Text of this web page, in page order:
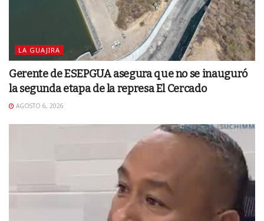
LA GUAJIRA
Gerente de ESEPGUA asegura que no se inauguró
la segunda etapa de la represa El Cercado
AGOSTO 6, 2026